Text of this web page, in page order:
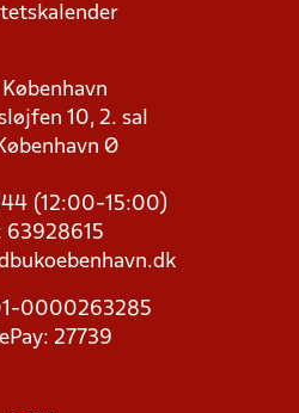
København
10, 2. sal
Ø
(12:00-15:00)
63928615
0000263285
27739